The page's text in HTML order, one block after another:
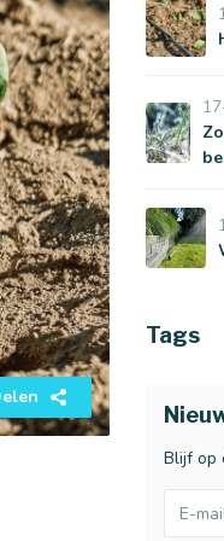
Tags
Blijf op